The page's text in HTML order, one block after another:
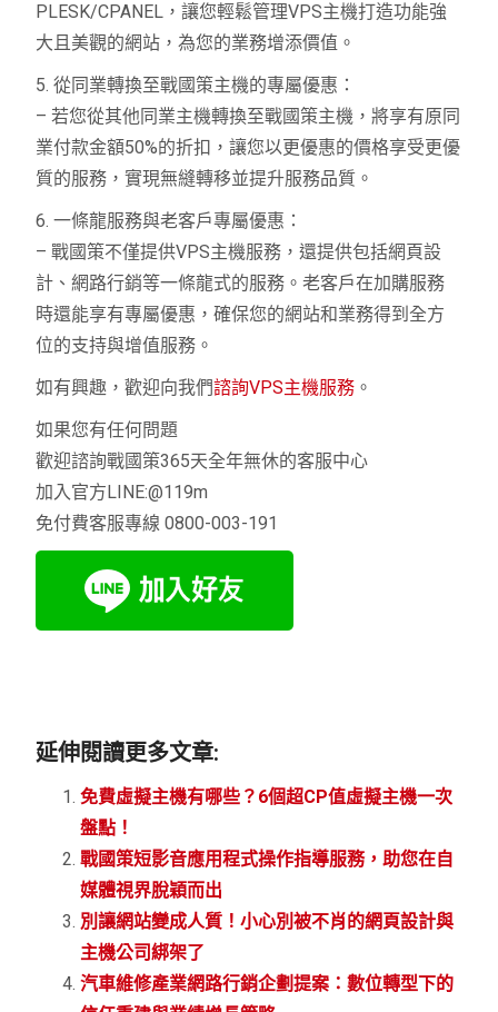
PLESK/CPANEL，讓您輕鬆管理VPS主機打造功能強
大且美觀的網站，為您的業務增添價值。
5. 從同業轉換至戰國策主機的專屬優惠：
– 若您從其他同業主機轉換至戰國策主機，將享有原同
業付款金額50%的折扣，讓您以更優惠的價格享受更優
質的服務，實現無縫轉移並提升服務品質。
6. 一條龍服務與老客戶專屬優惠：
– 戰國策不僅提供VPS主機服務，還提供包括網頁設
計、網路行銷等一條龍式的服務。老客戶在加購服務
時還能享有專屬優惠，確保您的網站和業務得到全方
位的支持與增值服務。
如有興趣，歡迎向我們諮詢VPS主機服務 。
如果您有任何問題
歡迎諮詢戰國策365天全年無休的客服中心
加入官方LINE:@119m
免付費客服專線 0800-003-191
延伸閱讀更多文章:
免費虛擬主機有哪些？6個超CP值虛擬主機一次
盤點！
戰國策短影音應用程式操作指導服務，助您在自
媒體視界脫穎而出
別讓網站變成人質！小心別被不肖的網頁設計與
主機公司綁架了
汽車維修產業網路行銷企劃提案：數位轉型下的